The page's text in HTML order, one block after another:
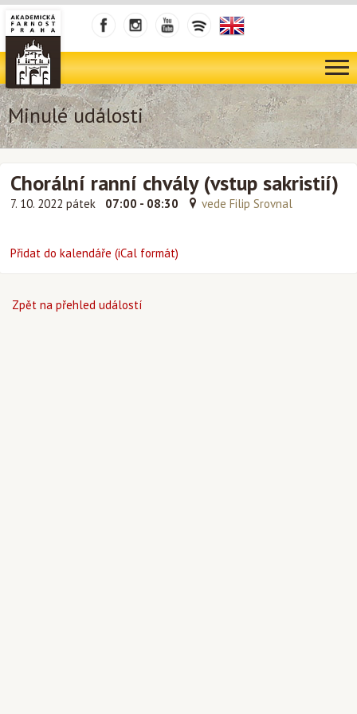
Minulé události
Chorální ranní chvály (vstup sakristií)
7. 10. 2022 pátek 07:00 - 08:30 vede Filip Srovnal
Přidat do kalendáře (iCal formát)
Zpět na přehled událostí